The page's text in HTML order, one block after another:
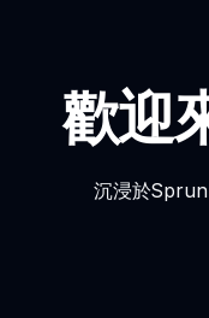
歡迎
沉浸於